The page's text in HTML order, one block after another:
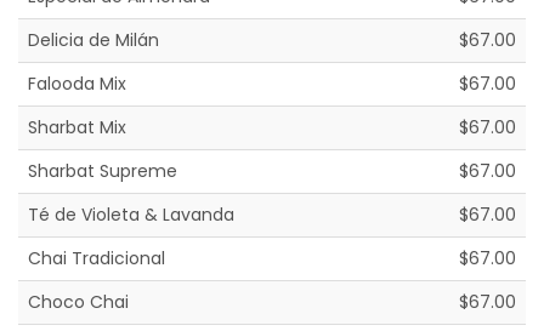
Delicia de Milán
$67.00
Falooda Mix
$67.00
Sharbat Mix
$67.00
Sharbat Supreme
$67.00
Té de Violeta & Lavanda
$67.00
Chai Tradicional
$67.00
Choco Chai
$67.00